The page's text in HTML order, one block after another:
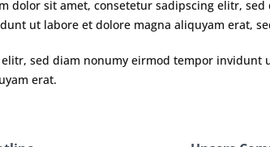
dolor sit amet, consetetur sadipscing elitr,
ut labore et dolore magna aliquyam erat,
elitr, sed diam nonumy eirmod tempor invidunt
erat.